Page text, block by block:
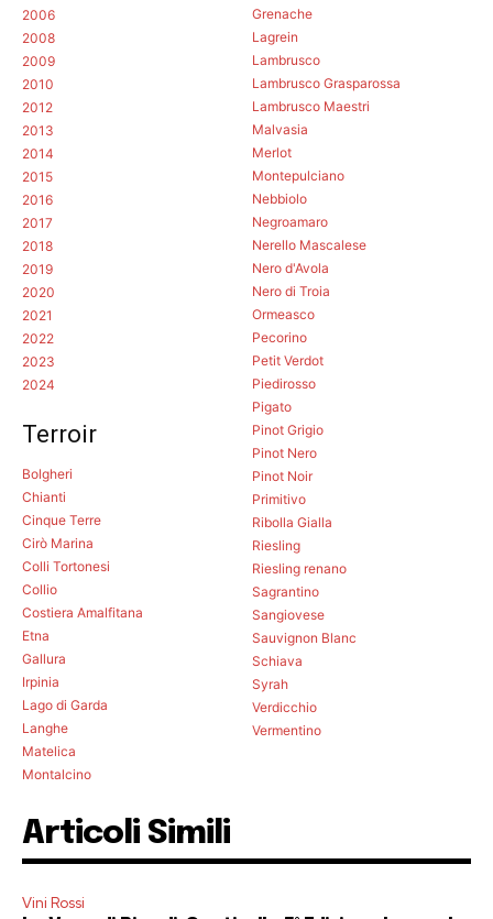
2006
2008
2009
2010
2012
2013
2014
2015
2016
2017
2018
2019
2020
2021
2022
2023
2024
Terroir
Bolgheri
Chianti
Cinque Terre
Cirò Marina
Colli Tortonesi
Collio
Costiera Amalfitana
Etna
Gallura
Irpinia
Lago di Garda
Langhe
Matelica
Montalcino
Grenache
Lagrein
Lambrusco
Lambrusco Grasparossa
Lambrusco Maestri
Malvasia
Merlot
Montepulciano
Nebbiolo
Negroamaro
Nerello Mascalese
Nero d'Avola
Nero di Troia
Ormeasco
Pecorino
Petit Verdot
Piedirosso
Pigato
Pinot Grigio
Pinot Nero
Pinot Noir
Primitivo
Ribolla Gialla
Riesling
Riesling renano
Sagrantino
Sangiovese
Sauvignon Blanc
Schiava
Syrah
Verdicchio
Vermentino
Articoli Simili
Vini Rossi